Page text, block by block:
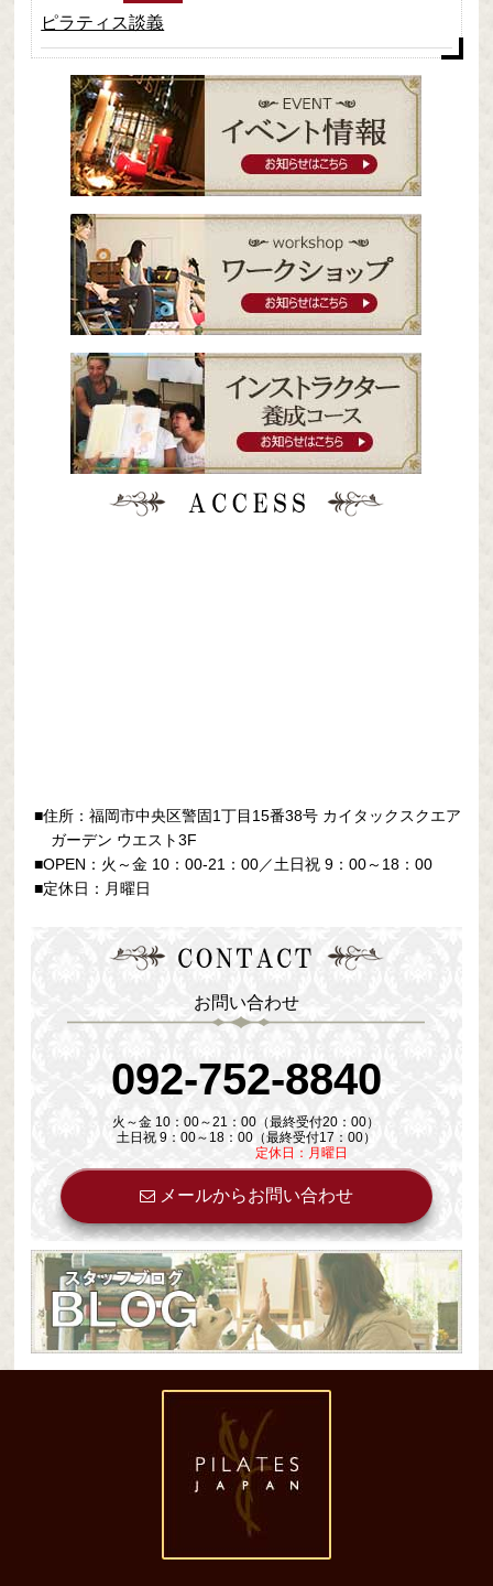
ピラティス談義
■住所：福岡市中央区警固1丁目15番38号 カイタックスクエア
ガーデン ウエスト3F
■OPEN：火～金 10：00-21：00／土日祝 9：00～18：00
■定休日：月曜日
お問い合わせ
092-752-8840
火～金 10：00～21：00（最終受付20：00）
土日祝 9：00～18：00（最終受付17：00）
定休日：月曜日
メールからお問い合わせ